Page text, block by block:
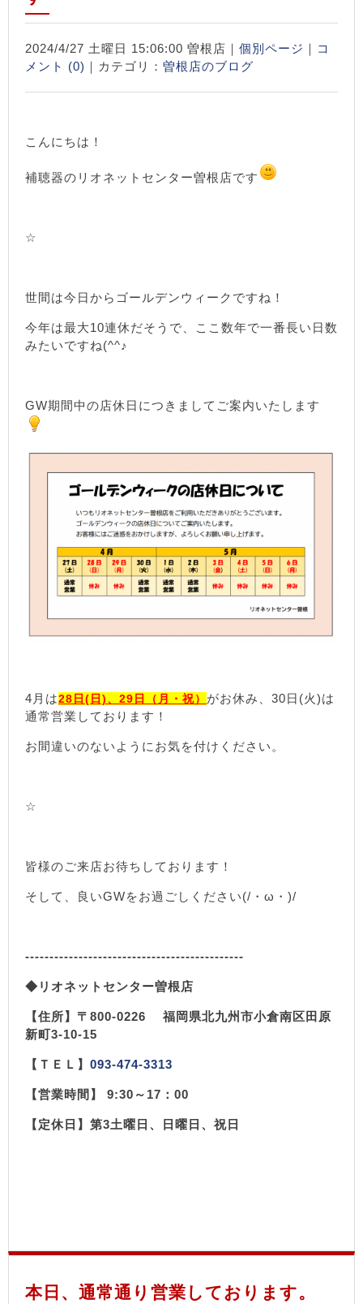
2024/4/27 土曜日 15:06:00 曽根店｜ 個別ページ ｜ コ
メント (0) ｜カテゴリ： 曽根店のブログ
こんにちは！
補聴器のリオネットセンター曽根店です
☆
世間は今日からゴールデンウィークですね！
今年は最大10連休だそうで、ここ数年で一番長い日数
みたいですね(^^♪
GW期間中の店休日につきましてご案内いたします
4月は28日(日)、29日（月・祝） がお休み、30日(火)は
通常営業しております！
お間違いのないようにお気を付けください。
☆
皆様のご来店お待ちしております！
そして、良いGWをお過ごしください(/・ω・)/
---------------------------------------------
◆リオネットセンター曽根店
【住所】〒800-0226 福岡県北九州市小倉南区田原
新町3-10-15
【ＴＥＬ】 093-474-3313
【営業時間】 9:30～17：00
【定休日】第3土曜日、日曜日、祝日
本日、通常通り営業しております。